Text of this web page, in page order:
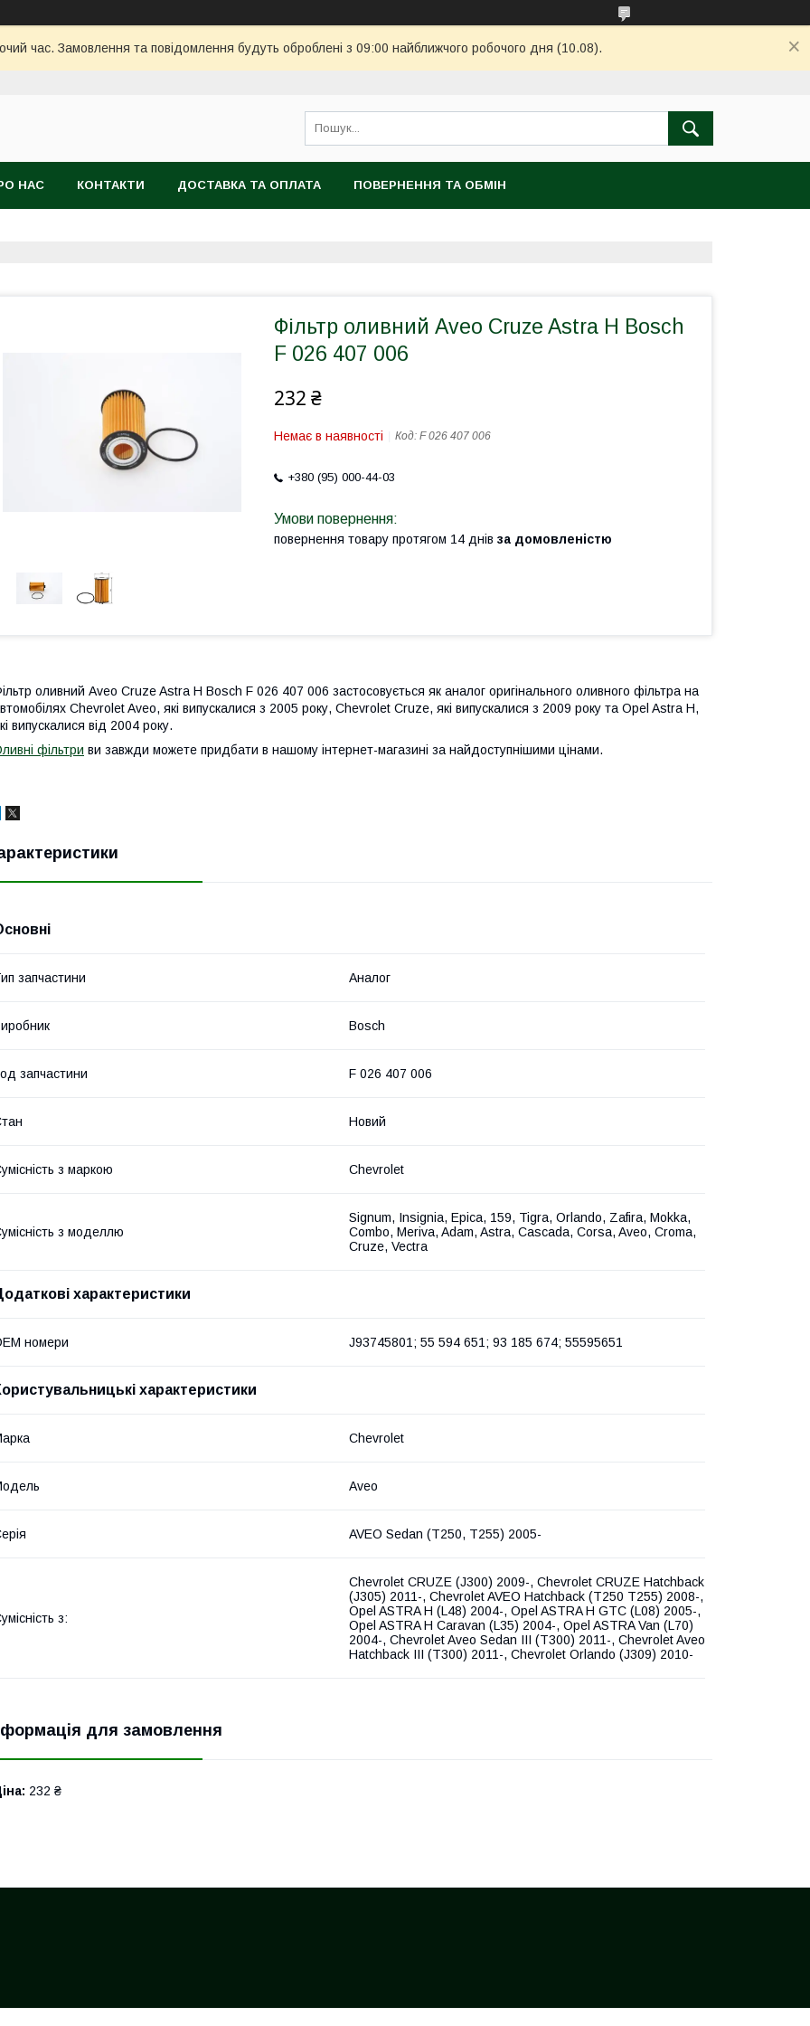
час. Замовлення та повідомлення будуть оброблені з 09:00 найближчого робочого дня (10.08).
НАС КОНТАКТИ ДОСТАВКА ТА ОПЛАТА ПОВЕРНЕННЯ ТА ОБМІН
Фільтр оливний Aveo Cruze Astra H Bosch
F 026 407 006
232 ₴
Немає в наявності Код: F 026 407 006
+380 (95) 000-44-03
повернення товару протягом 14 днів за домовленістю
оливний Aveo Cruze Astra H Bosch F 026 407 006 застосовується як аналог оригінального оливного фільтра на
Chevrolet Aveo, які випускалися з 2005 року, Chevrolet Cruze, які випускалися з 2009 року та Opel Astra H,
випускалися від 2004 року.
фільтри ви завжди можете придбати в нашому інтернет-магазині за найдоступнішими цінами.
запчастини Аналог
Bosch
запчастини F 026 407 006
Новий
з маркою Chevrolet
з моделлю
Signum, Insignia, Epica, 159, Tigra, Orlando, Zafira, Mokka,
Combo, Meriva, Adam, Astra, Cascada, Corsa, Aveo, Croma,
Cruze, Vectra
характеристики
номери J93745801; 55 594 651; 93 185 674; 55595651
характеристики
Chevrolet
Aveo
AVEO Sedan (T250, T255) 2005-
з:
Chevrolet CRUZE (J300) 2009-, Chevrolet CRUZE Hatchback
(J305) 2011-, Chevrolet AVEO Hatchback (T250 T255) 2008-,
Opel ASTRA H (L48) 2004-, Opel ASTRA H GTC (L08) 2005-,
Opel ASTRA H Caravan (L35) 2004-, Opel ASTRA Van (L70)
2004-, Chevrolet Aveo Sedan III (T300) 2011-, Chevrolet Aveo
Hatchback III (T300) 2011-, Chevrolet Orlando (J309) 2010-
для замовлення
232 ₴